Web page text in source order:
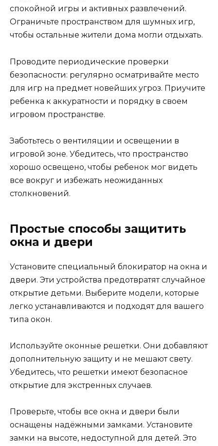
спокойной игры и активных развлечений.
Ограничьте пространством для шумных игр,
чтобы остальные жители дома могли отдыхать.
Проводите периодические проверки
безопасности: регулярно осматривайте место
для игр на предмет новейших угроз. Приучите
ребенка к аккуратности и порядку в своем
игровом пространстве.
Заботьтесь о вентиляции и освещении в
игровой зоне. Убедитесь, что пространство
хорошо освещено, чтобы ребенок мог видеть
все вокруг и избежать неожиданных
столкновений.
Простые способы защитить
окна и двери
Установите специальный блокиратор на окна и
двери. Эти устройства предотвратят случайное
открытие детьми. Выберите модели, которые
легко устанавливаются и подходят для вашего
типа окон.
Используйте оконные решетки. Они добавляют
дополнительную защиту и не мешают свету.
Убедитесь, что решетки имеют безопасное
открытие для экстренных случаев.
Проверьте, чтобы все окна и двери были
оснащены надёжными замками. Установите
замки на высоте, недоступной для детей. Это